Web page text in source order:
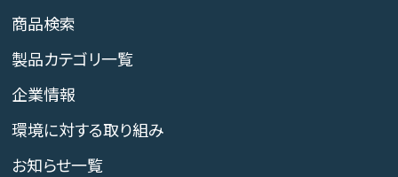
商品検索
製品カテゴリ一覧
企業情報
環境に対する取り組み
お知らせ一覧